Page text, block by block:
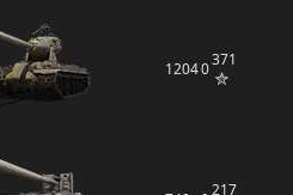
12040371
217